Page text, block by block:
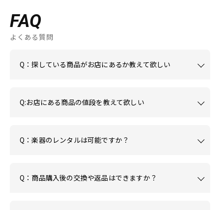
FAQ
よくある質問
Q：探している商品がお店にあるか教えて欲しい
Q:お店にある商品の値段を教えて欲しい
Q：楽器のレンタルは可能ですか？
Q：商品購入後の交換や返品はできますか？